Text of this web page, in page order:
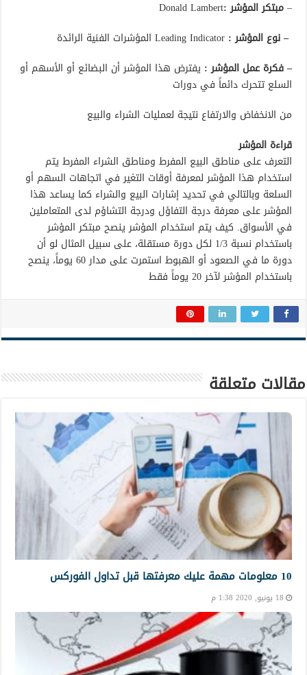
–مبتكر المؤشر :Donald Lambert
– نوع المؤشر :Leading Indicator المؤشرات الفنية الرائدة
– فكرة عمل المؤشر : يفترض هذا المؤشر أن البضائع أو الأسهم أو
السلع تتحرك دائماً في دورات
من الانخفاض والارتفاع نتيجة لعمليات الشراء والبيع
قراءة المؤشر
التعرف على مناطق البيع المفرط ومناطق الشراء المفرط يتم
استخدام هذا المؤشر لمعرفة أوقات التغير في اتجاهات السهم أو
السلعة وبالتالي في تحديد إشارات البيع والشراء كما يساعد هذا
المؤشر على معرفة درجة التفاؤل ودرجة التشاؤم لدى المتعاملين
في الأسواق. كيف يتم استخدام المؤشر ينصح مبتكر المؤشر
باستخدام نسبة 1/3 لكل دورة مستقلة، على سبيل المثال لو أن
دورة ما في الصعود أو الهبوط استمرت على مدار 60 يوماً، ينصح
باستخدام المؤشر لآخر 20 يوماً فقط
مقالات متعلقة
10 معلومات مهمة عليك معرفتها قبل تداول الفوركس
18 يونيو, 2020 1:38 م